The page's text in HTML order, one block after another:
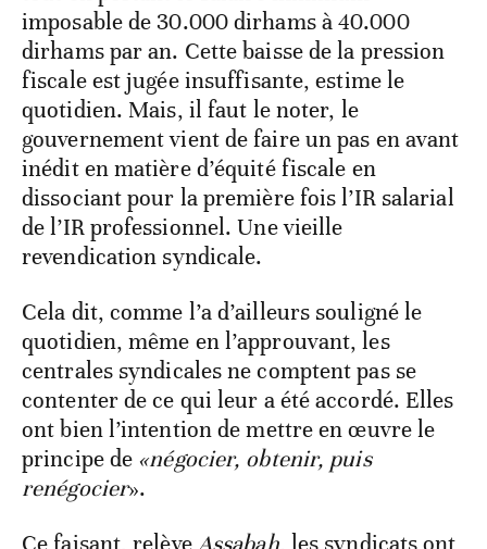
imposable de 30.000 dirhams à 40.000
dirhams par an. Cette baisse de la pression
fiscale est jugée insuffisante, estime le
quotidien. Mais, il faut le noter, le
gouvernement vient de faire un pas en avant
inédit en matière d’équité fiscale en
dissociant pour la première fois l’IR salarial
de l’IR professionnel. Une vieille
revendication syndicale.
Cela dit, comme l’a d’ailleurs souligné le
quotidien, même en l’approuvant, les
centrales syndicales ne comptent pas se
contenter de ce qui leur a été accordé. Elles
ont bien l’intention de mettre en œuvre le
principe de «négocier, obtenir, puis
renégocier».